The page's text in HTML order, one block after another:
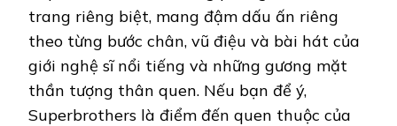
trang riêng biệt, mang đậm dấu ấn riêng
theo từng bước chân, vũ điệu và bài hát của
giới nghệ sĩ nổi tiếng và những gương mặt
thần tượng thân quen. Nếu bạn để ý,
Superbrothers là điểm đến quen thuộc của